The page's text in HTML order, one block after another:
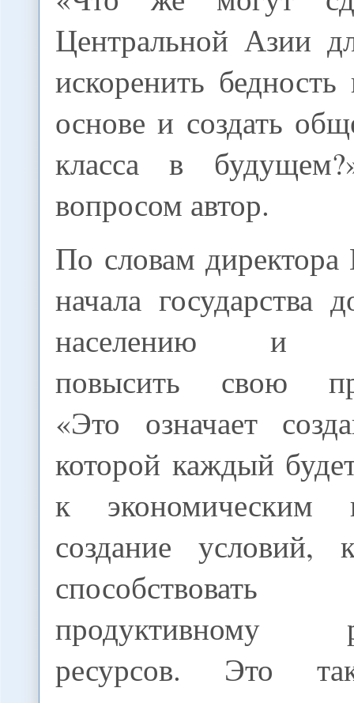
Центральной Азии
искоренить
основе и создать
класса в
вопросом автор.
По словам
начала государства
населению и
повысить свою
«Это означает
которой каждый
к экономическим
создание условий,
продуктивному
ресурсов. Это